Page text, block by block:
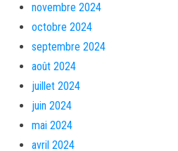
novembre 2024
octobre 2024
septembre 2024
août 2024
juillet 2024
juin 2024
mai 2024
avril 2024